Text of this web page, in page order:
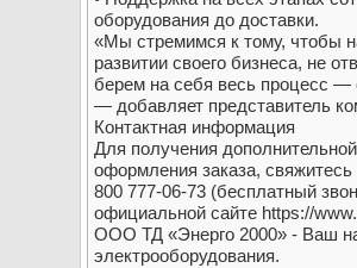
оборудования до доставки.
«Мы стремимся к тому, чтобы
развитии своего бизнеса, не
берем на себя весь процесс —
— добавляет представитель
Контактная информация
Для получения
оформления заказа,
800 777-06-73 (бесплатный
официальной сайте https://
ООО ТД «Энерго 2000» - Ваш
электрооборудования.